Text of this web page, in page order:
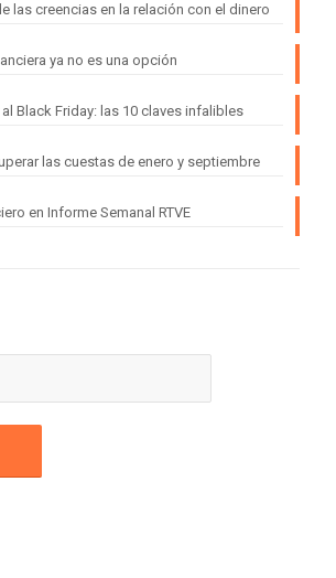
las creencias en la relación con el dinero
ya no es una opción
Black Friday: las 10 claves infalibles
las cuestas de enero y septiembre
en Informe Semanal RTVE